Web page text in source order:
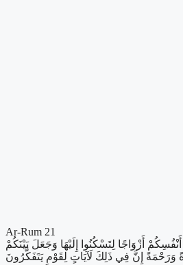
Ar-Rum 21
أَزْوَاجًا لِتَسْكُنُوا إِلَيْهَا وَجَعَلَ بَيْنَكُمْ
وَرَحْمَةً إِنَّ فِي ذَلِكَ لَآيَاتٍ لِقَوْمٍ يَتَفَكَّرُونَ